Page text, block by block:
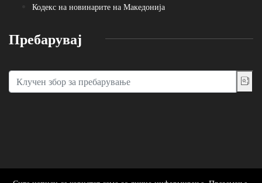
Кодекс на новинарите на Македонија
Пребарувај